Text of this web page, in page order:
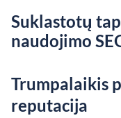
Suklastotų
naudojimo
Trumpalaikis
reputacija